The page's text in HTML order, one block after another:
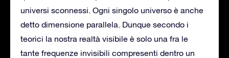
universi sconnessi. Ogni singolo universo è anche
detto dimensione parallela. Dunque secondo i
teorici la nostra realtà visibile è solo una fra le
tante frequenze invisibili compresenti dentro un